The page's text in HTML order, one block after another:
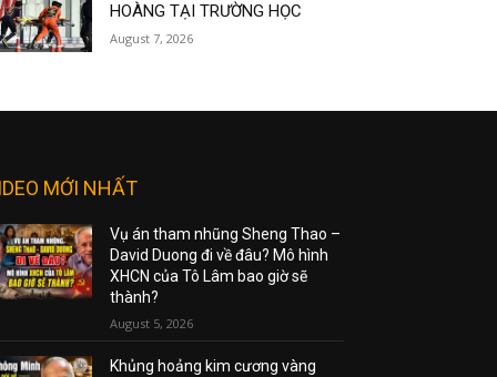
HOÀNG TẠI TRƯỜNG HỌC
August 7, 2026
MỚI NHẤT
Vụ án tham nhũng Sheng Thao –
David Duong đi về đâu? Mô hình
XHCN của Tô Lâm bao giờ sẽ
thành?
August 5, 2026
Khủng hoảng kim cương vàng